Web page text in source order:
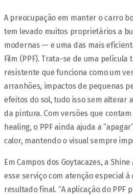
A preocupação em manter o carro
tem levado muitos proprietários a
modernas — e uma das mais
Film (PPF). Trata-se de uma
resistente que funciona como um
arranhões, impactos de pequenas
efeitos do sol, tudo isso sem alterar
da pintura. Com versões que
healing, o PPF ainda ajuda a
calor, mantendo o visual sempre
Em Campos dos Goytacazes, a
esse serviço com atenção especial à
resultado final. “A aplicação do